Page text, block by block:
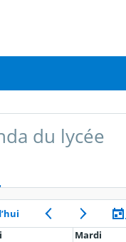
du lycée
Mardi